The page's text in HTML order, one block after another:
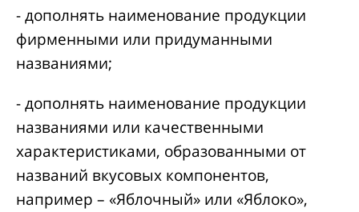
- дополнять наименование продукции
фирменными или придуманными
названиями;
- дополнять наименование продукции
названиями или качественными
характеристиками, образованными от
названий вкусовых компонентов,
например – «Яблочный» или «Яблоко»,